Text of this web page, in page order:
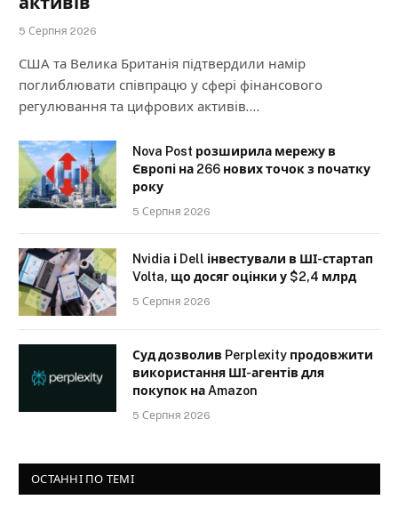
5 Серпня 2026
США та Велика Британія підтвердили намір
поглиблювати співпрацю у сфері фінансового
регулювання та цифрових активів.…
Nova Post розширила мережу в
Європі на 266 нових точок з початку
року
5 Серпня 2026
Nvidia і Dell інвестували в ШІ-стартап
Volta, що досяг оцінки у $2,4 млрд
5 Серпня 2026
Суд дозволив Perplexity продовжити
використання ШІ-агентів для
покупок на Amazon
5 Серпня 2026
ОСТАННІ ПО ТЕМІ